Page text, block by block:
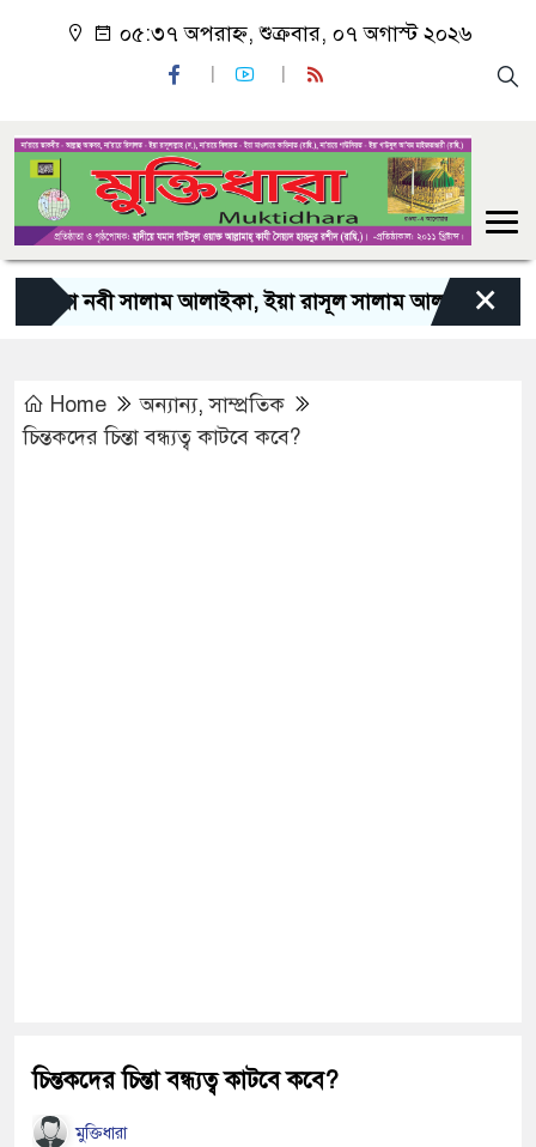
০৫:৩৭ অপরাহ্ন, শুক্রবার, ০৭ অগাস্ট ২০২৬
নবী সালাম আলাইকা, ইয়া রাসূল সালাম আলাইকা, ইয়া ×
Home অন্যান্য,সাম্প্রতিক
চিন্তকদের চিন্তা বন্ধ্যত্ব কাটবে কবে?
চিন্তকদের চিন্তা বন্ধ্যত্ব কাটবে কবে?
মুক্তিধারা